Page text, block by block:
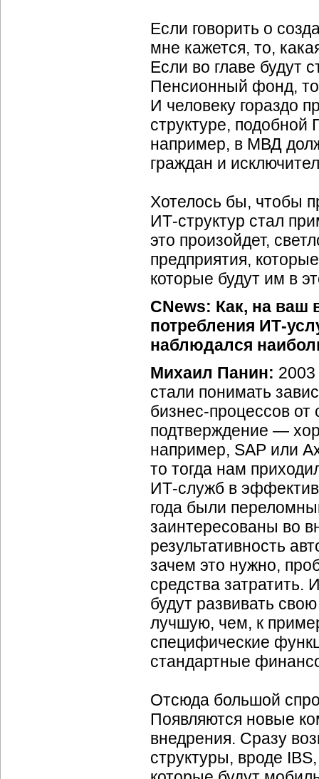
Если говорить о
мне кажется, то,
Если во главе будут
Пенсионный фонд, то
И человеку гораздо
структуре,
например, в МВД
граждан и
Хотелось бы, чтобы
ИТ-структур стал
это произойдет,
предприятия,
которые будут им в
CNews: Как, на ваш
потребления ИТ-
наблюдался
Михаил Панин: 2003
стали понимать
бизнес-процессов от
подтверждение —
например, SAP или
то тогда нам
ИТ-служб в
года были
заинтересованы во
результативность
зачем это нужно,
средства
будут развивать
лучшую, чем, к
специфические
стандартные
Отсюда большой
Появляются новые
внедрения. Сразу
структуры, вроде